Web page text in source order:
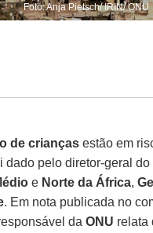
Foto: Anja Pietsch/ IRIN/ ONU
de crianças estão em
dado pelo diretor-geral do
e Norte da África,
. Em nota publicada no
daONU relata